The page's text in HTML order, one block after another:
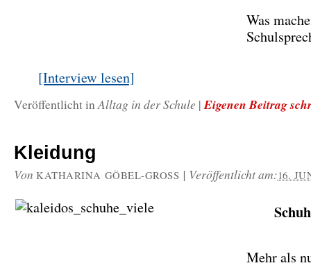
Was
[Interview lesen]
Veröffentlicht inAlltag in der Schule | Eigenen Beitrag
Kleidung
Von KATHARINA GÖBEL-GROSS | Veröffentlicht am:16.
Mehr als